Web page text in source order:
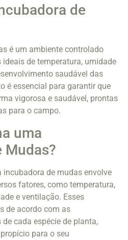
de
é um ambiente controlado
de temperatura, umidade
saudável das
é essencial para garantir que
vigorosa e saudável, prontas
para o campo.
uma
Mudas?
de mudas envolve
fatores, como temperatura,
e ventilação. Esses
de acordo com as
cada espécie de planta,
para o seu